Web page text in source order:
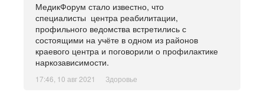
МедикФорум стало известно, что
специалисты центра реабилитации,
профильного ведомства встретились с
состоящими на учёте в одном из районов
краевого центра и поговорили о профилактике
наркозависимости.
17:46, 10 авг 2021 Здоровье